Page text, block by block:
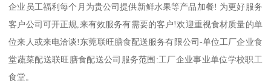
企业员工福利每个月为贵公司提供新鲜水果等产品加餐! 为更好服务
客户公司可开正规,来有效服务有需要的客户!欢迎重视食材质量的单
位来人或来电洽谈!东莞联旺膳食配送服务有限公司-单位工厂企业食
堂蔬菜配送联旺膳食配送公司服务范围:工厂企业事业单位学校职工
食堂。